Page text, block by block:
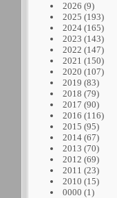
2026 (9)
2025 (193)
2024(165)
2023 (143)
2022 (147)
2021 (150)
2020 (107)
2019 (83)
2018 (79)
2017 (90)
2016 (116)
2015 (95)
2014(67)
2013 (70)
2012 (69)
2011 (23)
2010 (15)
0000 (1)